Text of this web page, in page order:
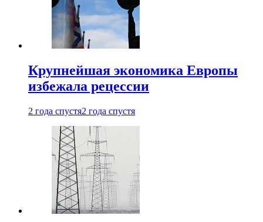
Крупнейшая экономика Европы
избежала рецессии
2 года спустя2 года спустя